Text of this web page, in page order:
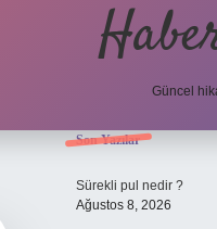
Güncel
Sidebar
Son Yazılar
Sürekli pul nedir ?
Ağustos 8, 2026